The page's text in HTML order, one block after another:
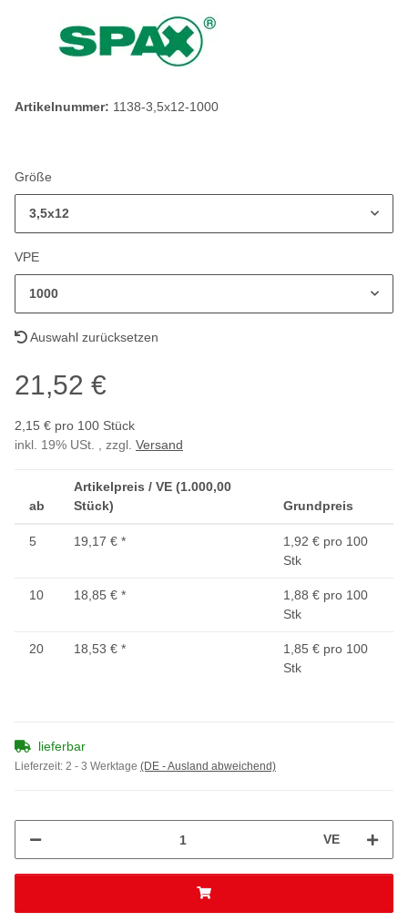
Artikelnummer: 1138-3,5x12-1000
Größe
3,5x12
VPE
1000
Auswahl zurücksetzen
21,52 €
2,15 € pro 100 Stück
inkl. 19% USt. , zzgl. Versand
ab
Artikelpreis / VE (1.000,00
Stück)
Grundpreis
5 19,17 € *
1,92 € pro 100
Stk
10 18,85 € *
1,88 € pro 100
Stk
20 18,53 € *
1,85 € pro 100
Stk
lieferbar
Lieferzeit: 2 - 3 Werktage (DE - Ausland abweichend)
VE